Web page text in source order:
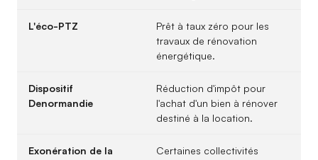
L'éco-PTZ
Prêt à taux zéro pour les
travaux de rénovation
énergétique.
Dispositif
Denormandie
Réduction d'impôt pour
l'achat d'un bien à rénover
destiné à la location.
Exonération de la
Certaines collectivités